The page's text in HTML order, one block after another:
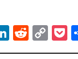
LinkedIn
Reddit
Link